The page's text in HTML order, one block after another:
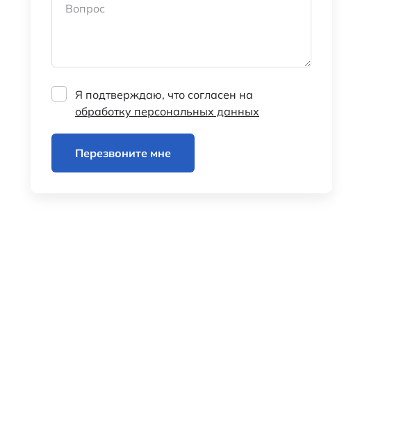
Вопрос
Я подтверждаю, что согласен на
обработку персональных данных
Перезвоните мне